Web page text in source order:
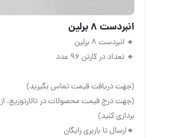
انبردست ۸ برلین
🔸 انبردست ۸ برلین
🔸 تعداد در کارتن ۹۶ عدد
(جهت دریافت قیمت تماس بگیرید)
(جهت درج قیمت محصولات در تالارتوزیع، از
برداری کنید)
🔸ارسال تا باربری رایگان